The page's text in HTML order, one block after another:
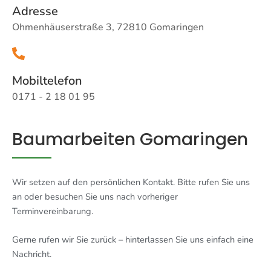
Adresse
Ohmenhäuserstraße 3, 72810 Gomaringen
Mobiltelefon
0171 - 2 18 01 95
Baumarbeiten Gomaringen
Wir setzen auf den persönlichen Kontakt. Bitte rufen Sie uns
an oder besuchen Sie uns nach vorheriger
Terminvereinbarung.
Gerne rufen wir Sie zurück – hinterlassen Sie uns einfach eine
Nachricht.